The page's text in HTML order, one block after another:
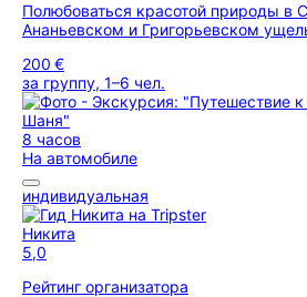
Полюбоваться красотой природы в
Ананьевском и Григорьевском
200 €
за группу, 1–6 чел.
8 часов
На автомобиле
индивидуальная
Никита
5,0
Рейтинг организатора